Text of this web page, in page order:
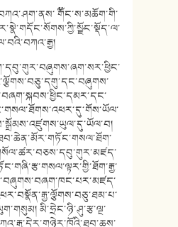
༸གོང་ས་མཆོག་གི་
མི་ཧྲེང་ཉི་ཤུ་རྩ་ལྔ་